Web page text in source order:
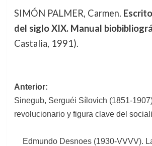
SIMÓN PALMER, Carmen.
del siglo XIX. Manual
Castalia, 1991).
Navegación
de
entradas
Anterior:
Sinegub, Serguéi Sílovich (1851-
revolucionario y figura clave del
Edmundo Desnoes (1930-VVVV).